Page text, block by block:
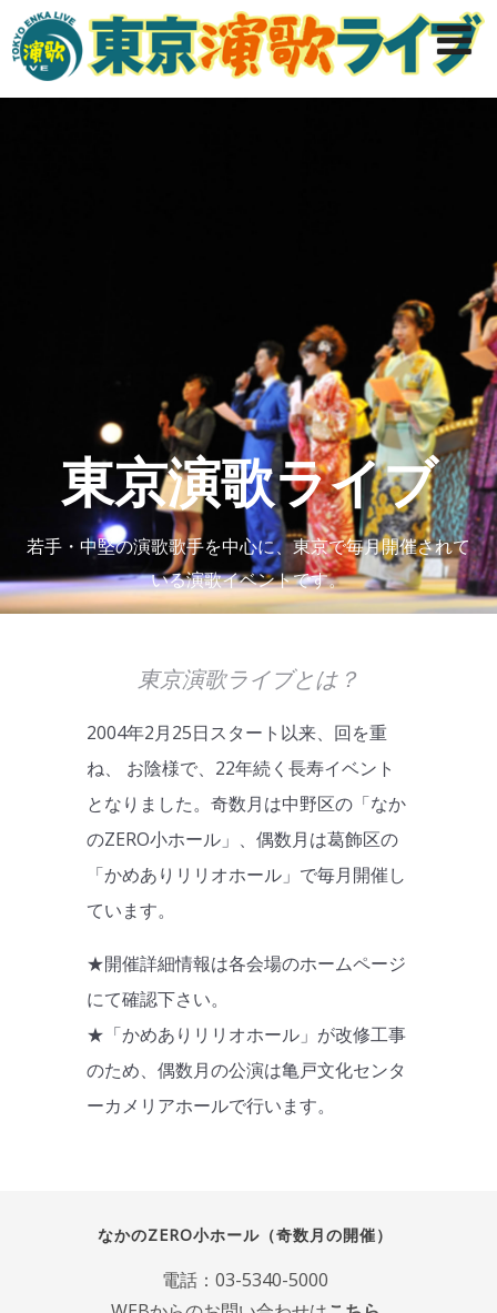
東京演歌ライブ
若手・中堅の演歌歌手を中心に、東京で毎月開催されて
いる演歌イベントです。
東京演歌ライブとは？
2004年2月25日スタート以来、回を重
ね、 お陰様で、22年続く長寿イベント
となりました。奇数月は中野区の「なか
のZERO小ホール」、偶数月は葛飾区の
「かめありリリオホール」で毎月開催し
ています。
★開催詳細情報は各会場のホームページ
にて確認下さい。
★「かめありリリオホール」が改修工事
のため、偶数月の公演は亀戸文化センタ
ーカメリアホールで行います。
なかのZERO小ホール（奇数月の開催）
電話：03-5340-5000